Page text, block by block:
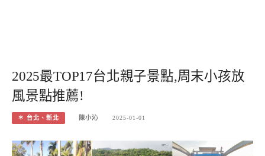
2025最TOP17台北親子景點,周末小孩放
風景點推薦!
＊ 台北、新北 陳小沁 2025-01-01